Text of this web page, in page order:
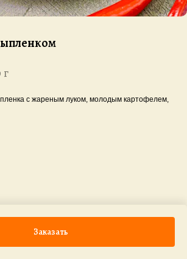
г
Заказать
с жареным луком, молодым картофелем,